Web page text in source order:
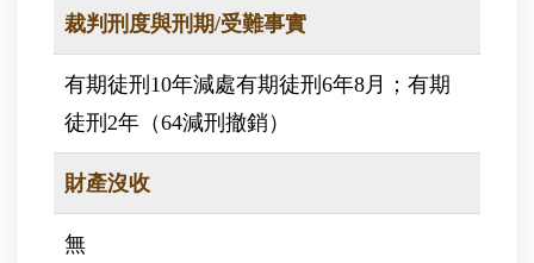
裁判刑度與刑期/受難事實
有期徒刑10年減處有期徒刑6年8月；有期
徒刑2年（64減刑撤銷）
財產沒收
無